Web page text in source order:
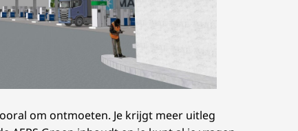
om ontmoeten. Je krijgt meer uitleg